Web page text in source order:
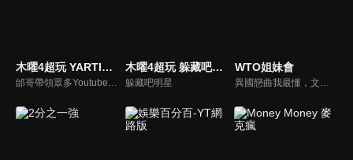
木曜4超玩 YARTIST全明星運動大會
邰哥帶領眾多Youtuber舉辦運動會，全部人都動起來！木曜4超玩傾盡全力全新大型力作，集結YARTIST一同揮灑汗水爭取榮譽！
木曜4超玩 躲藏吧明星
躲藏吧明星
WTO姐妹會
異國戀曲我最懂，文化衝擊大不同！到底新住民怎麼看台灣？讓我們與主持人和來自世界各地的外國朋友，一起聊聊不同國家文化差異、衝擊、風俗、語言學習經驗、婚姻生活等。